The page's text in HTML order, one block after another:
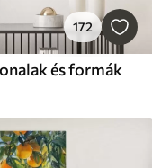
172
és formák